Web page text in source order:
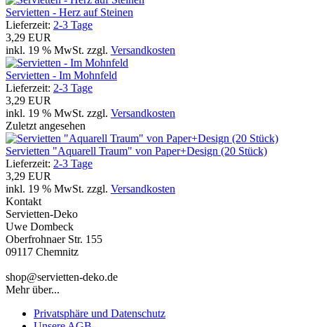
Servietten - Herz auf Steinen
Lieferzeit: 2-3 Tage
3,29 EUR
inkl. 19 % MwSt. zzgl. Versandkosten
Servietten - Im Mohnfeld
Lieferzeit: 2-3 Tage
3,29 EUR
inkl. 19 % MwSt. zzgl. Versandkosten
Zuletzt angesehen
Servietten "Aquarell Traum" von Paper+Design (20 Stück)
Lieferzeit: 2-3 Tage
3,29 EUR
inkl. 19 % MwSt. zzgl. Versandkosten
Kontakt
Servietten-Deko
Uwe Dombeck
Oberfrohnaer Str. 155
09117 Chemnitz
shop@servietten-deko.de
Mehr über...
Privatsphäre und Datenschutz